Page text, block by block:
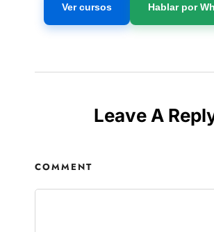
Ver cursos Hablar por
Leave A
COMMENT